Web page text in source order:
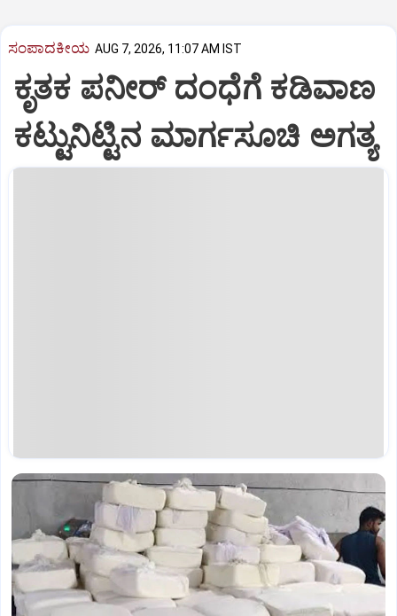
ಸಂಪಾದಕೀಯ AUG 7, 2026, 11:07 AM IST
ಕೃತಕ ಪನೀರ್‌ ದಂಧೆಗೆ ಕಡಿವಾಣ
ಕಟ್ಟುನಿಟ್ಟಿನ ಮಾರ್ಗಸೂಚಿ ಅಗತ್ಯ